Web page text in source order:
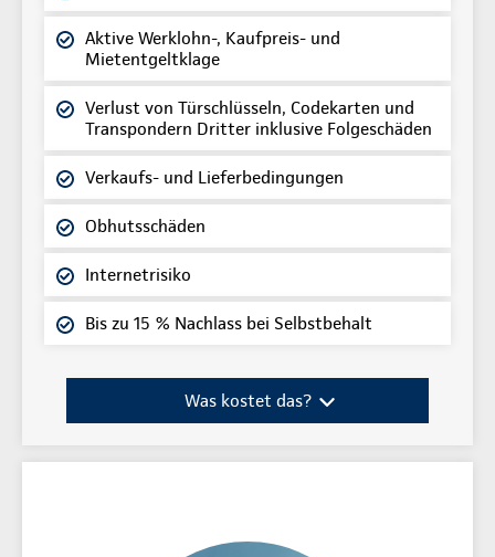
Aktive Werklohn-, Kaufpreis- und
Mietentgeltklage
Verlust von Türschlüsseln, Codekarten und
Transpondern Dritter inklusive Folgeschäden
Verkaufs- und Lieferbedingungen
Obhutsschäden
Internetrisiko
Bis zu 15 % Nachlass bei Selbstbehalt
Was kostet das?